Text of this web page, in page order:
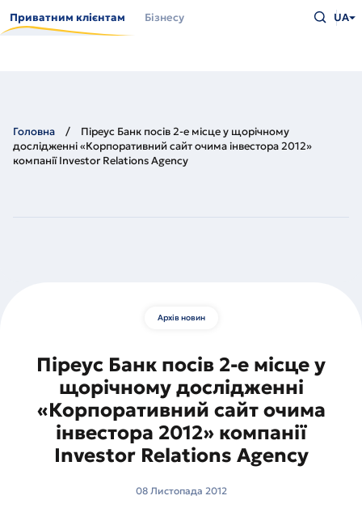
до
основного
Приватним клієнтам Бізнесу
що
UA
Головна
Піреус Банк посів 2-е місце у щорічному
дослідженні «Корпоративний сайт очима інвестора 2012»
компанії Investor Relations Agency
Архів новин
Піреус Банк посів 2-е місце у
щорічному дослідженні
«Корпоративний сайт очима
інвестора 2012» компанії
Investor Relations Agency
08 Листопада 2012